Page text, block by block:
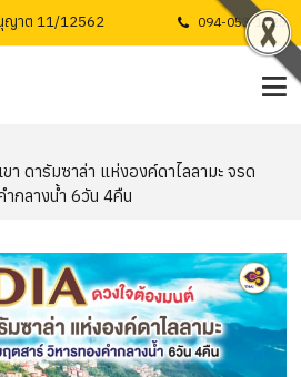
ญาต 11/12562 094-053-1725
า ดารัมซาล่า แห่งองค์ดาไลลามะ จรด
กลางน้ำ 6วัน 4คืน